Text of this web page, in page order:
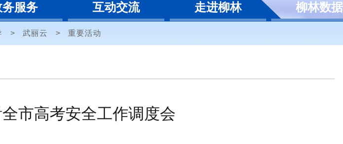
服务 互动交流 走进柳林 柳林数据
> 武丽云 > 重要活动
市高考安全工作调度会